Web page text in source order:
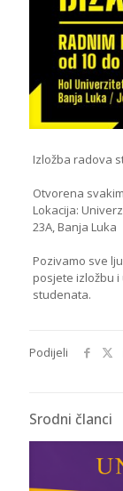
Izložba radova
Otvorena
Lokacija:
23A, Banja Luka
Pozivamo sve
posjete izložbu
studenata.
Podijeli
Srodni članci